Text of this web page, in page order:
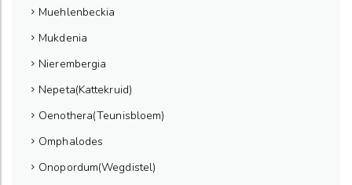
Muehlenbeckia
Mukdenia
Nierembergia
Nepeta(Kattekruid)
Oenothera(Teunisbloem)
Omphalodes
Onopordum(Wegdistel)